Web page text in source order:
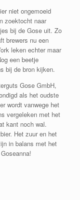
niet ongemoeid
zoektocht naar
bij de Gose uit. Zo
brewers nu een
leken echter maar
een beetje
bij de bron kijken.
Gose GmbH,
als het oudste
wordt vanwege het
vergeleken met het
kant noch wal.
Het zuur en het
in balans met het